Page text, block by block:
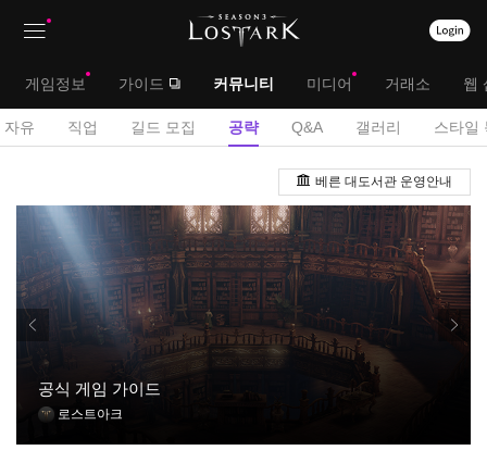
뉴
대
메
게임정보 가이드 커뮤니티 미디어 거래소 웹
서
메
뉴
자유 직업 길드 모집 공략 Q&A 갤러리 스타일
략
판
베른 대도서관 운영안내
공식 게임 가이드
로스트아크